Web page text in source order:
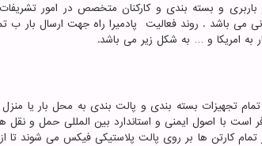
باربری و بسته بندی و کارکنان متخصص در امور
می باشد . روند فعالیت پادمیرا راه جهت ارسال بار ب
به امریکا و … به شکل زیر می باشد.
تجهیزات بسته بندی و پالت بندی به محل بار یا منزل
است با اصول ایمنی و استاندارد بین المللی حمل و
ها بر روی پالت پلاستیکی فیکس می شوند تا از